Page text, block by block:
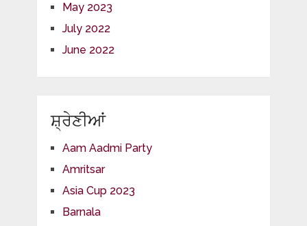
May 2023
July 2022
June 2022
ਸ਼੍ਰੇਣੀਆਂ
Aam Aadmi Party
Amritsar
Asia Cup 2023
Barnala